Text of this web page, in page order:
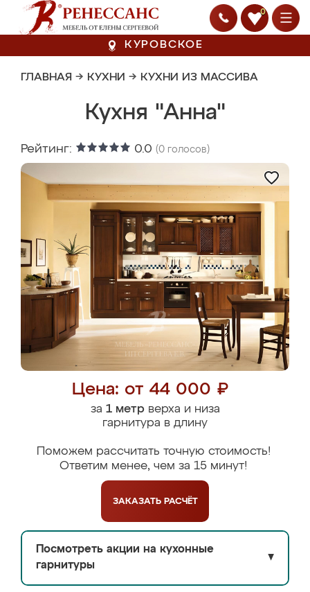
0
КУРОВСКОЕ
ГЛАВНАЯ → КУХНИ → КУХНИ ИЗ МАССИВА
Кухня "Анна"
Рейтинг: 0.0 (0 голосов)
Цена: от 44 000 ₽
за 1 метрверха и низа
гарнитура в длину
Поможем рассчитать точную стоимость!
Ответим менее, чем за 15 минут!
ЗАКАЗАТЬ РАСЧЁТ
Посмотреть акции на кухонные
гарнитуры
▼